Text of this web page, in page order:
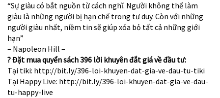
“Sự giàu có bắt nguồn từ cách nghĩ. Người không thể làm
giàu là những người bị hạn chế trong tư duy. Còn với những
người giàu nhất, niềm tin sẽ giúp xóa bỏ tất cả những giới
hạn”
– Napoleon Hill –
? Đặt mua quyển sách 396 lời khuyên đắt giá về đầu tư:
Tại tiki: http://bit.ly/396-loi-khuyen-dat-gia-ve-dau-tu-tiki
Tại Happy Live: http://bit.ly/396-loi-khuyen-dat-gia-ve-dau-
tu-happy-live